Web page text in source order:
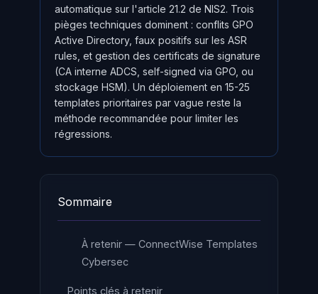
automatique sur l'article 21.2 de NIS2. Trois
pièges techniques dominent : conflits GPO
Active Directory, faux positifs sur les ASR
rules, et gestion des certificats de signature
(CA interne ADCS, self-signed via GPO, ou
stockage HSM). Un déploiement en 15-25
templates prioritaires par vague reste la
méthode recommandée pour limiter les
régressions.
Sommaire
À retenir — ConnectWise Templates
Cybersec
Points clés à retenir